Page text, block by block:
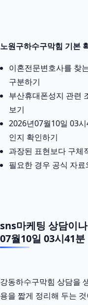
노원구하수구막힘 기본
이혼전문변호사를 찾
구분하기
부산휴대폰성지 관련
보기
2026년07월10일 03
인지 확인하기
과장된 표현보다 구체
필요한 경우 공식 자
sns마케팅 상담이
07월10일 03시41분
강동하수구막힘 상담을
용을 짧게 정리해 두는